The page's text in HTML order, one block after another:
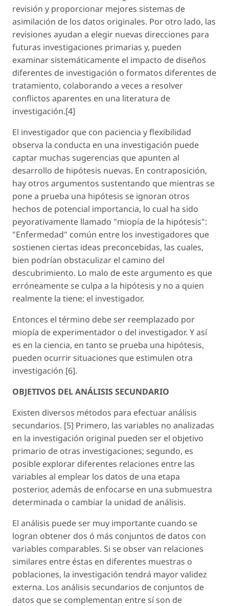
revisión y proporcionar mejores sistemas de
asimilación de los datos originales. Por otro lado, las
revisiones ayudan a elegir nuevas direcciones para
futuras investigaciones primarias y, pueden
examinar sistemáticamente el impacto de diseños
diferentes de investigación o formatos diferentes de
tratamiento, colaborando a veces a resolver
conflictos aparentes en una literatura de
investigación.[4]
El investigador que con paciencia y flexibilidad
observa la conducta en una investigación puede
captar muchas sugerencias que apunten al
desarrollo de hipótesis nuevas. En contraposición,
hay otros argumentos sustentando que mientras se
pone a prueba una hipótesis se ignoran otros
hechos de potencial importancia, lo cual ha sido
peyorativamente llamado "miopía de la hipótesis":
"Enfermedad" común entre los investigadores que
sostienen ciertas ideas preconcebidas, las cuales,
bien podrían obstaculizar el camino del
descubrimiento. Lo malo de este argumento es que
erróneamente se culpa a la hipótesis y no a quien
realmente la tiene: el investigador.
Entonces el término debe ser reemplazado por
miopía de experimentador o del investigador. Y así
es en la ciencia, en tanto se prueba una hipótesis,
pueden ocurrir situaciones que estimulen otra
investigación [6].
OBJETIVOS DEL ANÁLISIS SECUNDARIO
Existen diversos métodos para efectuar análisis
secundarios. [5] Primero, las variables no analizadas
en la investigación original pueden ser el objetivo
primario de otras investigaciones; segundo, es
posible explorar diferentes relaciones entre las
variables al emplear los datos de una etapa
posterior, además de enfocarse en una submuestra
determinada o cambiar la unidad de análisis.
El análisis puede ser muy importante cuando se
logran obtener dos ó más conjuntos de datos con
variables comparables. Si se obser van relaciones
similares entre éstas en diferentes muestras o
poblaciones, la investigación tendrá mayor validez
externa. Los análisis secundarios de conjuntos de
datos que se complementan entre sí son de